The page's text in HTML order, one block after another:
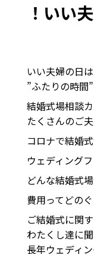
！いい
いい夫婦の日
”ふたりの時間
結婚式場相談
たくさんのご
コロナで結婚
ウェディング
どんな結婚式
費用ってどの
ご結婚式に関
わたくし達に
長年ウェディ